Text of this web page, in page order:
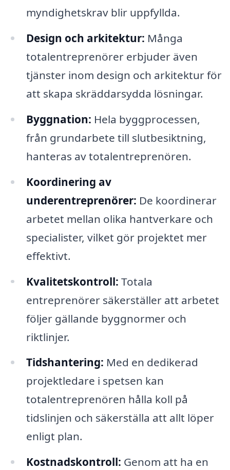
myndighetskrav blir uppfyllda.
Design och arkitektur: Många
totalentreprenörer erbjuder även
tjänster inom design och arkitektur för
att skapa skräddarsydda lösningar.
Byggnation: Hela byggprocessen,
från grundarbete till slutbesiktning,
hanteras av totalentreprenören.
Koordinering av
underentreprenörer: De koordinerar
arbetet mellan olika hantverkare och
specialister, vilket gör projektet mer
effektivt.
Kvalitetskontroll: Totala
entreprenörer säkerställer att arbetet
följer gällande byggnormer och
riktlinjer.
Tidshantering: Med en dedikerad
projektledare i spetsen kan
totalentreprenören hålla koll på
tidslinjen och säkerställa att allt löper
enligt plan.
Kostnadskontroll: Genom att ha en